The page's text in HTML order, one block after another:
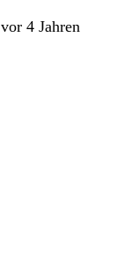
vor 4 Jahren